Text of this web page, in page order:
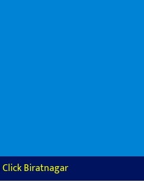
Click Biratnagar